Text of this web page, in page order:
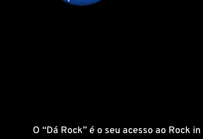
O “Dá Rock” é o seu acesso ao Rock